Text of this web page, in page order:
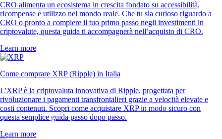
CRO alimenta un ecosistema in crescita fondato su accessibilità,
ricompense e utilizzo nel mondo reale. Che tu sia curioso riguardo a
CRO o pronto a compiere il tuo primo passo negli investimenti in
criptovalute, questa guida ti accompagnerà nell’acquisto di CRO.
Learn more
Come comprare XRP (Ripple) in Italia
L'XRP è la criptovaluta innovativa di Ripple, progettata per
rivoluzionare i pagamenti transfrontalieri grazie a velocità elevate e
costi contenuti. Scopri come acquistare XRP in modo sicuro con
questa semplice guida passo dopo passo.
Learn more